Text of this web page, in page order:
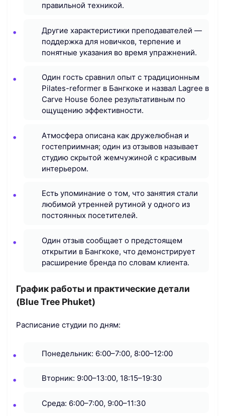
правильной техникой.
Другие характеристики преподавателей —
поддержка для новичков, терпение и
понятные указания во время упражнений.
Один гость сравнил опыт с традиционным
Pilates-reformer в Бангкоке и назвал Lagree в
Carve House более результативным по
ощущению эффективности.
Атмосфера описана как дружелюбная и
гостеприимная; один из отзывов называет
студию скрытой жемчужиной с красивым
интерьером.
Есть упоминание о том, что занятия стали
любимой утренней рутиной у одного из
постоянных посетителей.
Один отзыв сообщает о предстоящем
открытии в Бангкоке, что демонстрирует
расширение бренда по словам клиента.
График работы и практические детали
(Blue Tree Phuket)
Расписание студии по дням:
Понедельник: 6:00–7:00, 8:00–12:00
Вторник: 9:00–13:00, 18:15–19:30
Среда: 6:00–7:00, 9:00–11:30